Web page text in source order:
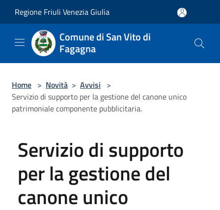
Regione Friuli Venezia Giulia
Comune di San Vito di
Fagagna
Home > Novità > Avvisi >
Servizio di supporto per la gestione del canone unico
patrimoniale componente pubblicitaria.
Servizio di supporto
per la gestione del
canone unico